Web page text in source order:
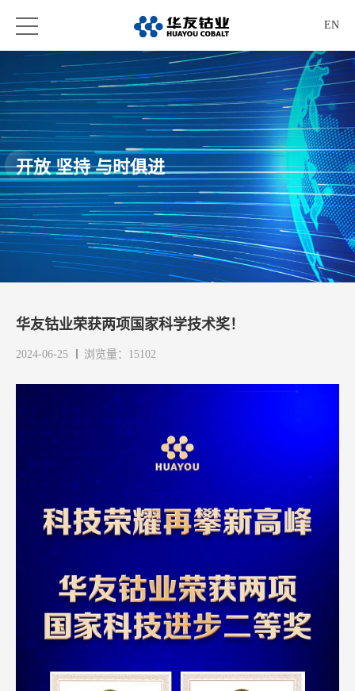
EN
开放 坚持 与时俱进
华友钴业荣获两项国家科学技术奖！
2024-06-25 浏览量：15102